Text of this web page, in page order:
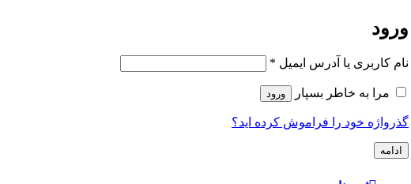
ورود
نام کاربری یا آدرس ایمیل *
مرا به خاطر بسپار ورود
گذرواژه خود را فراموش کرده اید؟
ادامه